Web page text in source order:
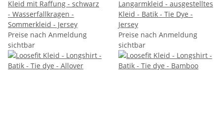
Kleid mit Raffung - schwarz
- Wasserfallkragen -
Sommerkleid - Jersey
Preise nach Anmeldung
sichtbar
Langarmkleid - ausgestelltes
Kleid - Batik - Tie Dye -
Jersey
Preise nach Anmeldung
sichtbar